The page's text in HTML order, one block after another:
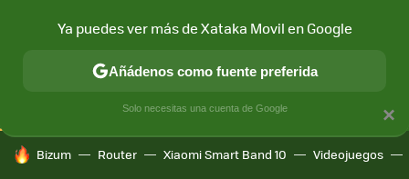
CONECTIVIDAD MÓVIL Y SOCIEDAD APLICACIONES
HOY SE HABLA DE
Bizum Router Xiaomi Smart Band 10 Videojuegos
×
Ya puedes ver más de Xataka Movil en Google
Añádenos como fuente preferida
Solo necesitas una cuenta de Google